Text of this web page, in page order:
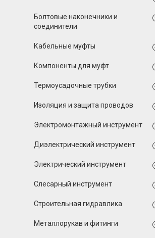
Болтовые наконечники и
соединители
Кабельные муфты
Компоненты для муфт
Термоусадочные трубки
Изоляция и защита проводов
Электромонтажный инструмент
Диэлектрический инструмент
Электрический инструмент
Слесарный инструмент
Строительная гидравлика
Металлорукав и фитинги